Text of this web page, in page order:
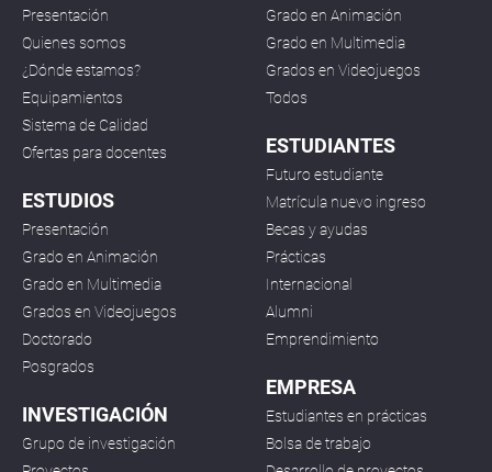
Presentación
Quienes somos
¿Dónde estamos?
Equipamientos
Sistema de Calidad
Ofertas para docentes
ESTUDIOS
Presentación
Grado en Animación
Grado en Multimedia
Grados en Videojuegos
Doctorado
Posgrados
INVESTIGACIÓN
Grupo de investigación
Grado en Animación
Grado en Multimedia
Grados en Videojuegos
Todos
ESTUDIANTES
Futuro estudiante
Matrícula nuevo ingreso
Becas y ayudas
Prácticas
Internacional
Alumni
Emprendimiento
EMPRESA
Estudiantes en prácticas
Bolsa de trabajo